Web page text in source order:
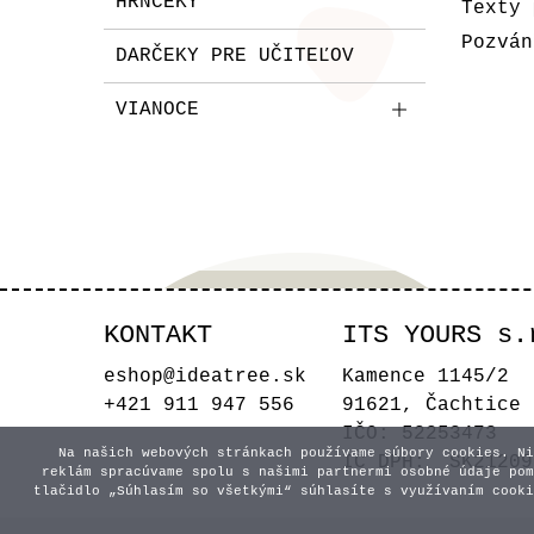
DARČEKY PRE UČITEĽOV
VIANOCE
Texty
KONTAKT
eshop@ideatree.sk
+421 911 947 556
ITS YOURS
Kamence 1145/2
91621, Čachtice
IČO: 52253473
IČ DPH:
Na našich webových stránkach používame súbory
reklám spracúvame spolu s našimi partnermi osobné údaje
tlačidlo „Súhlasím so všetkými“ súhlasíte s využívaním